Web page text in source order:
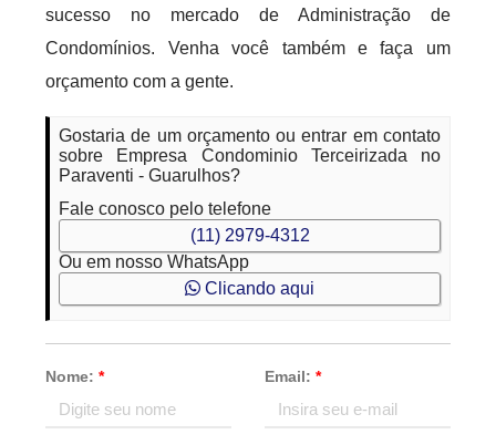
sucesso no mercado de Administração de
Condomínios. Venha você também e faça um
orçamento com a gente.
Gostaria de um orçamento ou entrar em contato
sobre Empresa Condominio Terceirizada no
Paraventi - Guarulhos?
Fale conosco pelo telefone
(11) 2979-4312
Ou em nosso WhatsApp
Clicando aqui
Nome:* Email: *